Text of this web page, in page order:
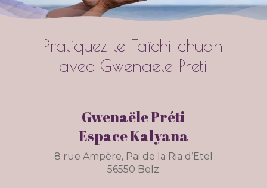
Pratiquez le Taïchi chuan
avec Gwenaele Preti
Gwenaële Préti
Espace Kalyana
8 rue Ampère, Pai de la Ria d’Etel
56550 Belz